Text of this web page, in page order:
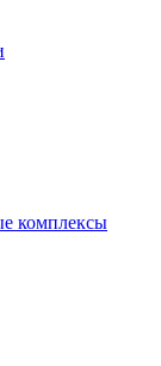
комплексы